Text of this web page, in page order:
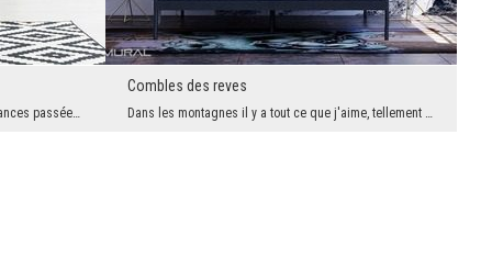
La forêt des bouleaux fait penser aux vacances passées chez la grand-mère, aux longues promenades...
Combles des reves
Dans les montagnes il y a tout ce que j'aime, tellement souvent nous pouvons entendre ces mots. N...